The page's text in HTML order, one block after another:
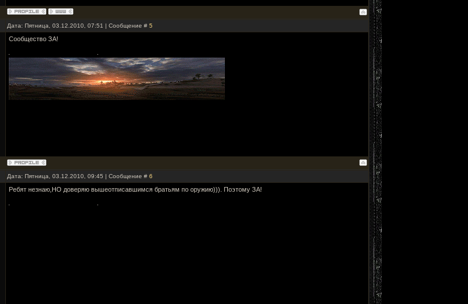
Дата: Пятница, 03.12.2010, 07:51 | Сообщение # 5
Сообщество ЗА!
Дата: Пятница, 03.12.2010, 09:45 | Сообщение # 6
Ребят незнаю,НО доверяю вышеотписавшимся братьям по оружию))). Поэтому ЗА!